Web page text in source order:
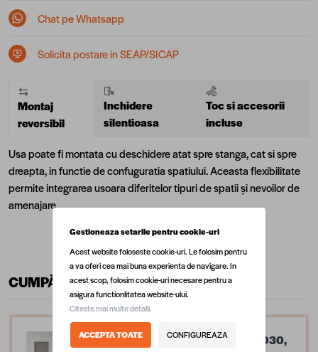
Chat pe Whatsapp
Solicita postare in SEAP/SICAP
Montaj
reversibil
Inchidere
silentioasa
Toc si accesorii
incluse
Usa poate fi montata cu deschidere atat spre stanga, cat si spre
dreapta, in functie de confuguratia spatiului. Aceasta flexibilitate
permite integrarea usoara diferitelor tipuri de spatii și nevoilor de
amenajare.
CUMPĂRĂ ÎMPREUNĂ
Usa interior din MDF Optima 030,
Gestioneaza setarile pentru cookie-uri
Acest website foloseste cookie-uri. Le folosim pentru
a va oferi cea mai buna experienta de navigare. In
acest scop, folosim cookie-uri necesare pentru a
asigura functionlitatea website-ului.
Citeste mai multe detalii.
ACCEPTA TOATE CONFIGUREAZA